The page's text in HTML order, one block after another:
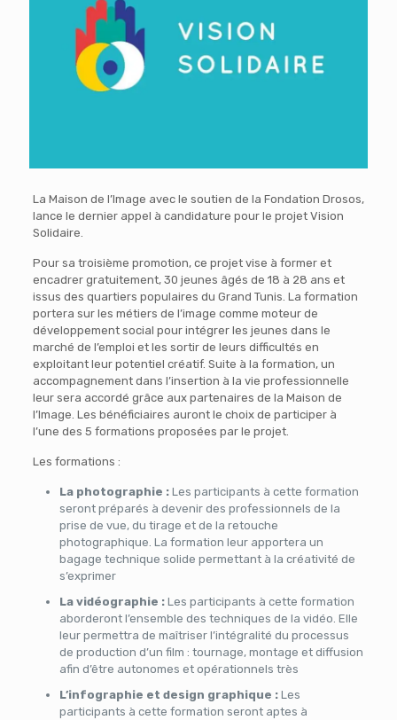
La Maison de l’Image avec le soutien de la Fondation Drosos,
lance le dernier appel à candidature pour le projet Vision
Solidaire.
Pour sa troisième promotion, ce projet vise à former et
encadrer gratuitement, 30 jeunes âgés de 18 à 28 ans et
issus des quartiers populaires du Grand Tunis. La formation
portera sur les métiers de l’image comme moteur de
développement social pour intégrer les jeunes dans le
marché de l’emploi et les sortir de leurs difficultés en
exploitant leur potentiel créatif. Suite à la formation, un
accompagnement dans l’insertion à la vie professionnelle
leur sera accordé grâce aux partenaires de la Maison de
l’Image. Les bénéficiaires auront le choix de participer à
l’une des 5 formations proposées par le projet.
Les formations :
La photographie : Les participants à cette formation
seront préparés à devenir des professionnels de la
prise de vue, du tirage et de la retouche
photographique. La formation leur apportera un
bagage technique solide permettant à la créativité de
s’exprimer
La vidéographie : Les participants à cette formation
aborderont l’ensemble des techniques de la vidéo. Elle
leur permettra de maîtriser l’intégralité du processus
de production d’un film : tournage, montage et diffusion
afin d’être autonomes et opérationnels très
L’infographie et design graphique : Les
participants à cette formation seront aptes à